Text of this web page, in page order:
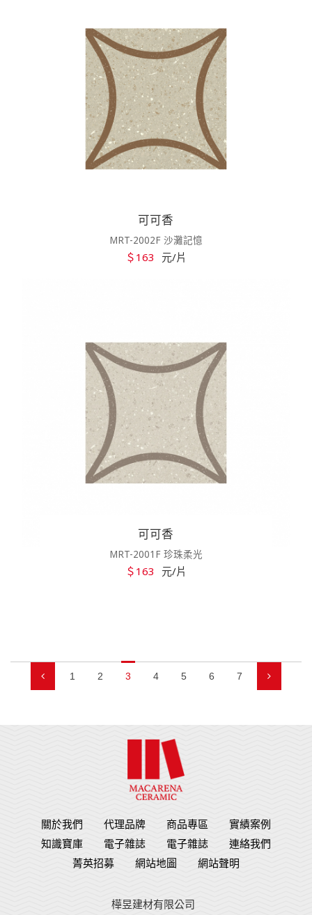
可可香
MRT-2002F 沙灘記憶
＄163 元/片
可可香
MRT-2001F 珍珠柔光
＄163 元/片
1 2 3 4 5 6 7
關於我們 代理品牌 商品專區
實績案例
知識寶庫
電子雜誌 電子雜誌
連絡我們
菁英招募
網站地圖 網站聲明
樺昱建材有限公司